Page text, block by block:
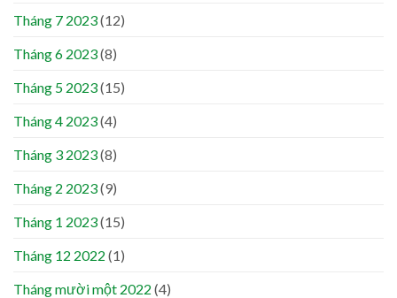
Tháng 7 2023(12)
Tháng 6 2023(8)
Tháng 5 2023(15)
Tháng 4 2023(4)
Tháng 3 2023(8)
Tháng 2 2023(9)
Tháng 1 2023(15)
Tháng 12 2022 (1)
Tháng mười một 2022 (4)